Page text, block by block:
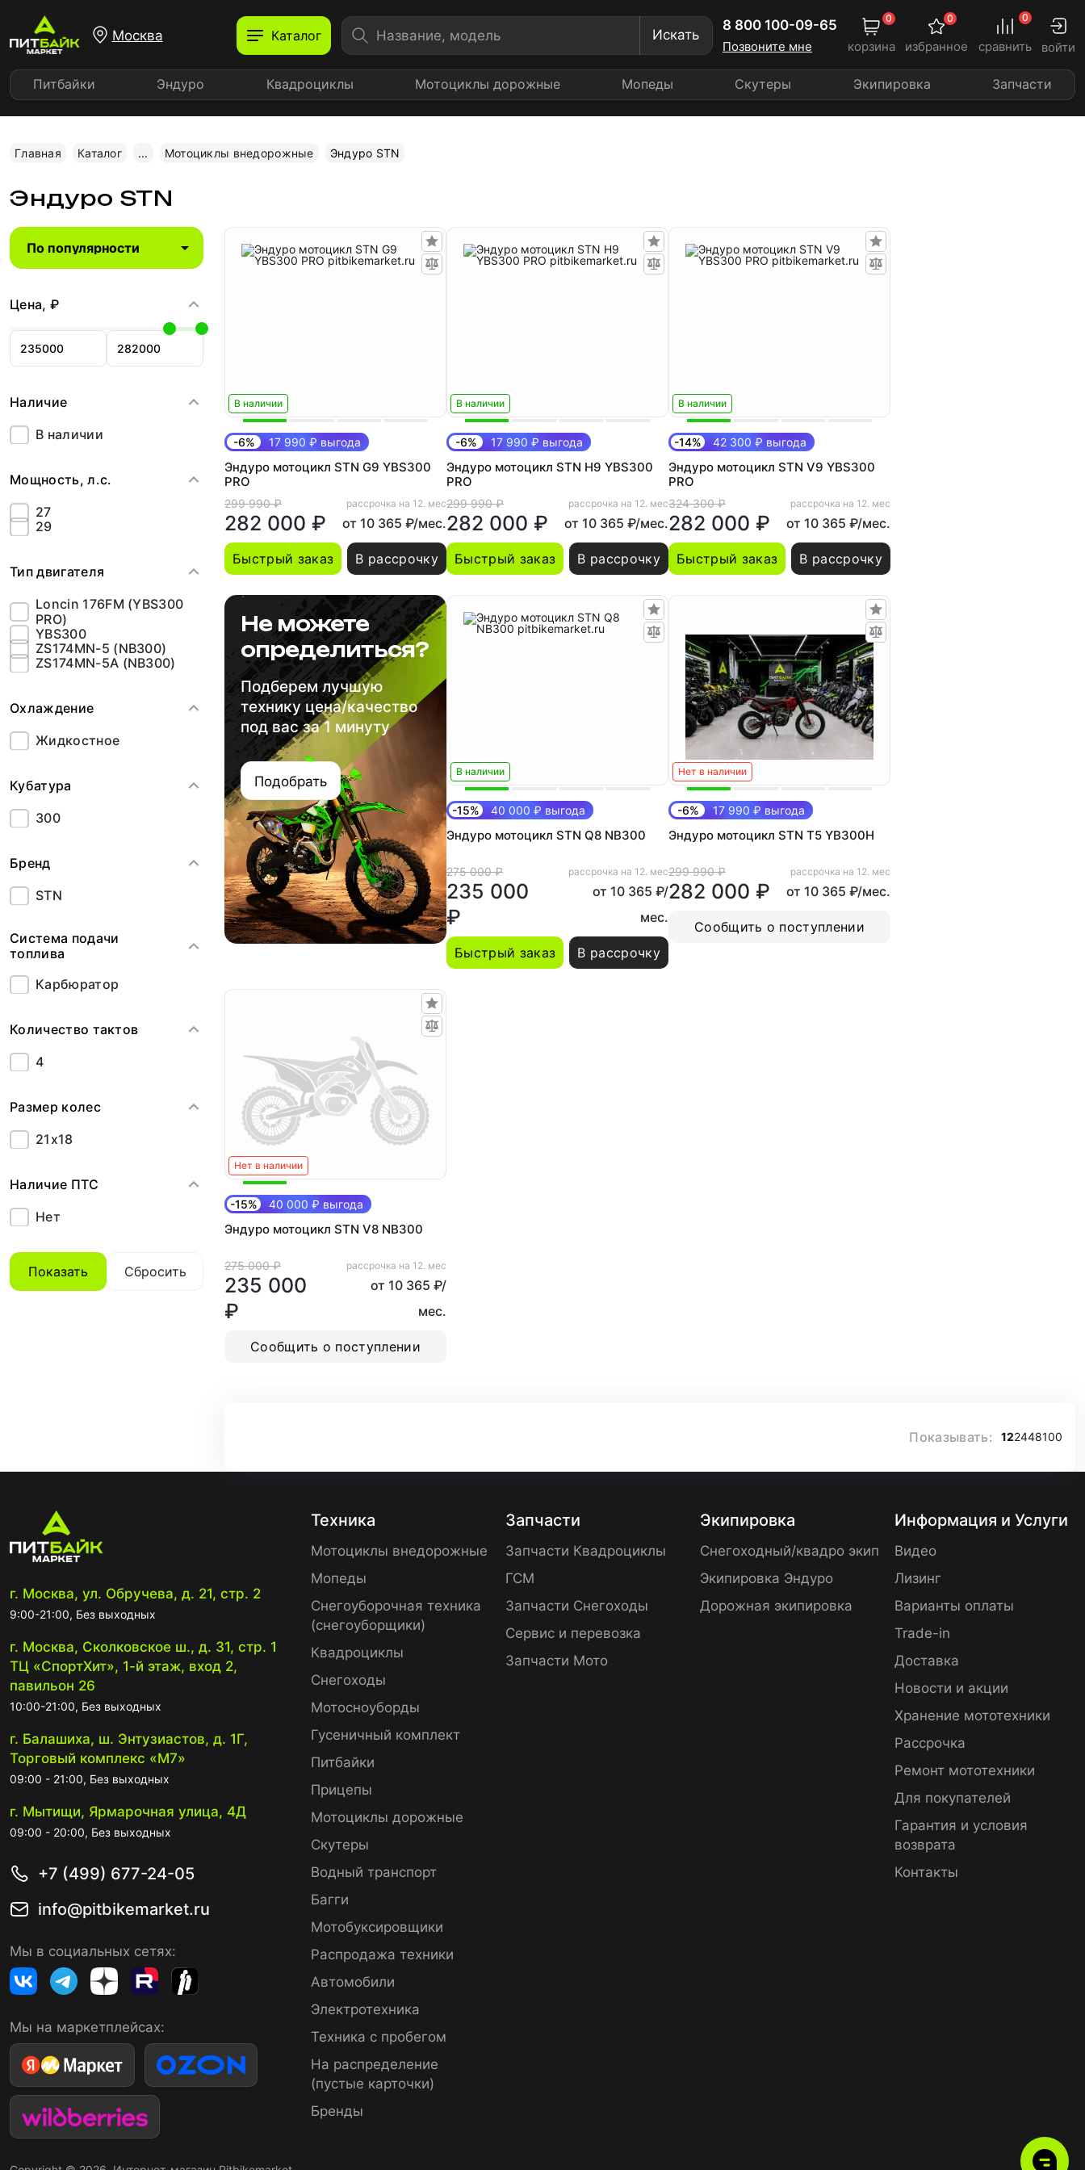
Москва Каталог Искать
8 800 100-09-65
Позвоните мне корзина
0
избранное
0
сравнить
0
войти
Питбайки Эндуро Квадроциклы Мотоциклы дорожные Мопеды Скутеры Экипировка Запчасти
Главная Каталог ... Мотоциклы внедорожные Эндуро STN
Эндуро STN
Цена, ₽
Наличие
В наличии
Мощность, л.с.
27
29
Тип двигателя
Loncin 176FM (YBS300
PRO)
YBS300
ZS174MN-5 (NB300)
ZS174MN-5A (NB300)
Охлаждение
Жидкостное
Кубатура
300
Бренд
STN
Система подачи
топлива
Карбюратор
Количество тактов
4
Размер колес
21x18
Наличие ПТС
Нет
Показать Сбросить
В наличии
-6% 17 990 ₽ выгода
Эндуро мотоцикл STN G9 YBS300
PRO
299 990 ₽
282 000 ₽
рассрочка на 12. мес
от 10 365 ₽/мес.
Быстрый заказ В рассрочку
В наличии
-6% 17 990 ₽ выгода
Эндуро мотоцикл STN H9 YBS300
PRO
299 990 ₽
282 000 ₽
рассрочка на 12. мес
от 10 365 ₽/мес.
Быстрый заказ В рассрочку
В наличии
-14% 42 300 ₽ выгода
Эндуро мотоцикл STN V9 YBS300
PRO
324 300 ₽
282 000 ₽
рассрочка на 12. мес
от 10 365 ₽/мес.
Быстрый заказ В рассрочку
Не можете
определиться?
Подберем лучшую
технику цена/качество
под вас за 1 минуту
Подобрать
В наличии
-15% 40 000 ₽ выгода
Эндуро мотоцикл STN Q8 NB300
275 000 ₽
235 000
₽
рассрочка на 12. мес
от 10 365 ₽/
мес.
Быстрый заказ В рассрочку
Нет в наличии
-6% 17 990 ₽ выгода
Эндуро мотоцикл STN T5 YB300H
299 990 ₽
282 000 ₽
рассрочка на 12. мес
от 10 365 ₽/мес.
Сообщить о поступлении
Нет в наличии
-15% 40 000 ₽ выгода
Эндуро мотоцикл STN V8 NB300
275 000 ₽
235 000
₽
рассрочка на 12. мес
от 10 365 ₽/
мес.
Сообщить о поступлении
Показывать: 122448100
г. Москва, ул. Обручева, д. 21, стр. 2
9:00-21:00, Без выходных
г. Москва, Сколковское ш., д. 31, стр. 1
ТЦ «СпортХит», 1-й этаж, вход 2,
павильон 26
10:00-21:00, Без выходных
г. Балашиха, ш. Энтузиастов, д. 1Г,
Торговый комплекс «М7»
09:00 - 21:00, Без выходных
г. Мытищи, Ярмарочная улица, 4Д
09:00 - 20:00, Без выходных
+7 (499) 677-24-05
info@pitbikemarket.ru
Мы в социальных сетях:
Мы на маркетплейсах:
Техника
Мотоциклы внедорожные
Мопеды
Снегоуборочная техника
(снегоуборщики)
Квадроциклы
Снегоходы
Мотосноуборды
Гусеничный комплект
Питбайки
Прицепы
Мотоциклы дорожные
Скутеры
Водный транспорт
Багги
Мотобуксировщики
Распродажа техники
Автомобили
Электротехника
Техника с пробегом
На распределение
(пустые карточки)
Бренды
Запчасти
Запчасти Квадроциклы
ГСМ
Запчасти Снегоходы
Сервис и перевозка
Запчасти Мото
Экипировка
Снегоходный/квадро экип
Экипировка Эндуро
Дорожная экипировка
Информация и Услуги
Видео
Лизинг
Варианты оплаты
Trade-in
Доставка
Новости и акции
Хранение мототехники
Рассрочка
Ремонт мототехники
Для покупателей
Гарантия и условия
возврата
Контакты